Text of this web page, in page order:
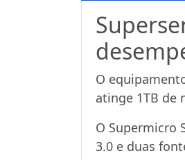
O
atinge 1TB de
O Supermicro
3.0 e duas